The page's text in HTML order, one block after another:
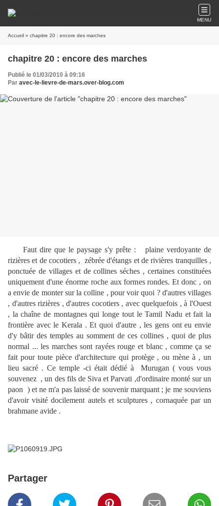
MENU
Accueil » chapitre 20 : encore des marches
chapitre 20 : encore des marches
Publié le 01/03/2010 à 09:16
Par avec-le-lievre-de-mars.over-blog.com
Faut dire que le paysage s'y prête : plaine verdoyante de
rizières et de cocotiers , zébrée d'étangs et de rivières tranquilles ,
ponctuée de villages et de collines séches , certaines constituées
uniquement d'une énorme roche aux formes rondes. Et donc , on
a envie de monter sur la colline , pour voir quoi ? d'autres villages
, d'autres rizières , d'autres cocotiers , avec quelquefois , à l'Ouest
, la chaîne de montagnes qui longe tout le Tamil Nadu et fait la
frontière avec le Kerala . Et quoi d'autre , les gens ont eu envie
d'y bâtir des temples au somment de ces collines , quoi de plus
normal ... les marches sont rayées rouge et blanc , comme ça se
fait pour toute pièce d'architecture qui protège , ou mène à , un
lieu sacré . Ce temple -ci était dédié à Murugan ( vous vous
souvenez , un des fils de Siva et Parvati ,d'ordinaire monté sur un
paon ) et ne m'a pas laissé de souvenir marquant ; je me souviens
d'avoir visité docilement autels et sculptures , cornaquée par un
brahmane avide .
Partager